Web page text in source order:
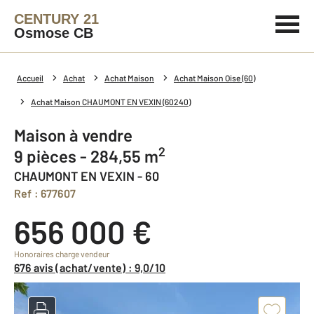
CENTURY 21
Osmose CB
Accueil Achat Achat Maison Achat Maison Oise (60)
Achat Maison CHAUMONT EN VEXIN (60240)
Maison à vendre
9 pièces - 284,55 m2
CHAUMONT EN VEXIN - 60
Ref : 677607
656 000 €
Honoraires charge vendeur
676 avis (achat/vente) : 9,0/10